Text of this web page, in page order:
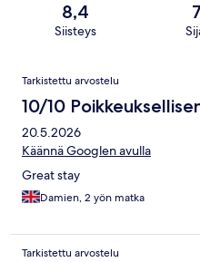
8,4
Siisteys
Arvostelut
Tarkistettu arvostelu
10/10
20.5.2026
Käännä Googlen avulla
Great stay
Damien, 2 yön matka
Tarkistettu arvostelu